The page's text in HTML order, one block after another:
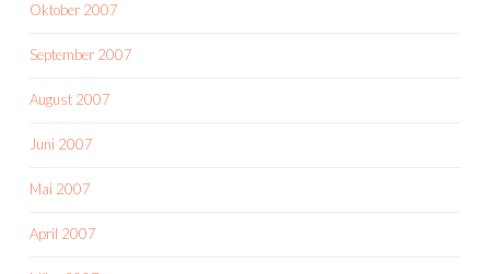
Oktober 2007
September 2007
August 2007
Juni 2007
Mai 2007
April 2007